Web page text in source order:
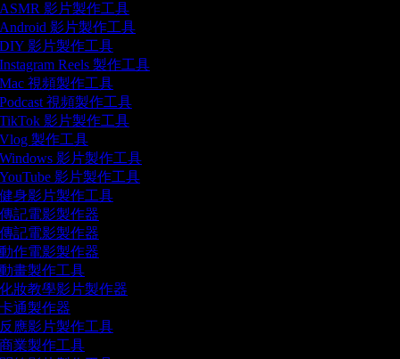
影片製作工具
影片製作工具
影片製作工具
Reels 製作工具
視頻製作工具
視頻製作工具
影片製作工具
製作工具
影片製作工具
影片製作工具
身影片製作工具
記電影製作器
記電影製作器
作電影製作器
畫製作工具
妝教學影片製作器
通製作器
應影片製作工具
業製作工具